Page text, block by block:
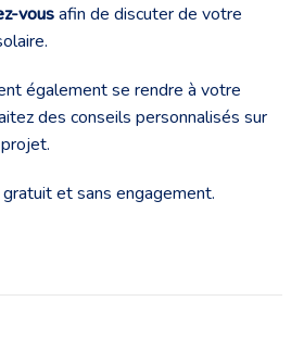
vousafin de discuter de votre
également se rendre à votre
des conseils personnalisés sur
et sans engagement.